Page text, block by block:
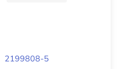
2199808-5